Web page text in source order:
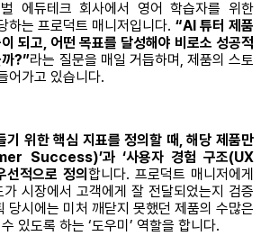
벌 에듀테크 회사에서 영어 학습자를 위한
하는 프로덕트 매니저입니다. “AI 튜터 제품
되고, 어떤 목표를 달성해야 비로소 성공적
?”라는 질문을 매일 거듭하며, 제품의 스토
어가고 있습니다.
기 위한 핵심 지표를 정의할 때, 해당 제품만
Success)’과 ‘사용자 경험 구조(UX
적으로 정의 합니다. 프로덕트 매니저에게
시장에서 고객에게 잘 전달되었는지 검증
당시에는 미처 깨닫지 못했던 제품의 수많은
있도록 하는 ‘도우미’ 역할을 합니다.